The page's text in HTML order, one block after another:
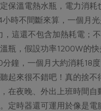
保溫電熱水瓶，電力消耗
小時不間斷來算，一個月
，這還不包含加熱耗電；
瓶，假設功率1200W的
分鐘，一個月大約消耗18
起來很不錯吧！真的捨不
在夜晚、外出上班時間自
定時器還可運用於像是電